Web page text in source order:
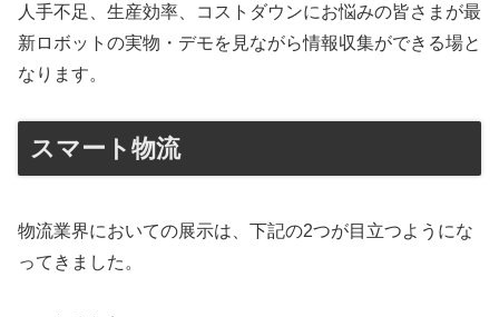
人手不足、生産効率、コストダウンにお悩みの皆さまが最
新ロボットの実物・デモを見ながら情報収集ができる場と
なります。
スマート物流
物流業界においての展示は、下記の2つが目立つようにな
ってきました。